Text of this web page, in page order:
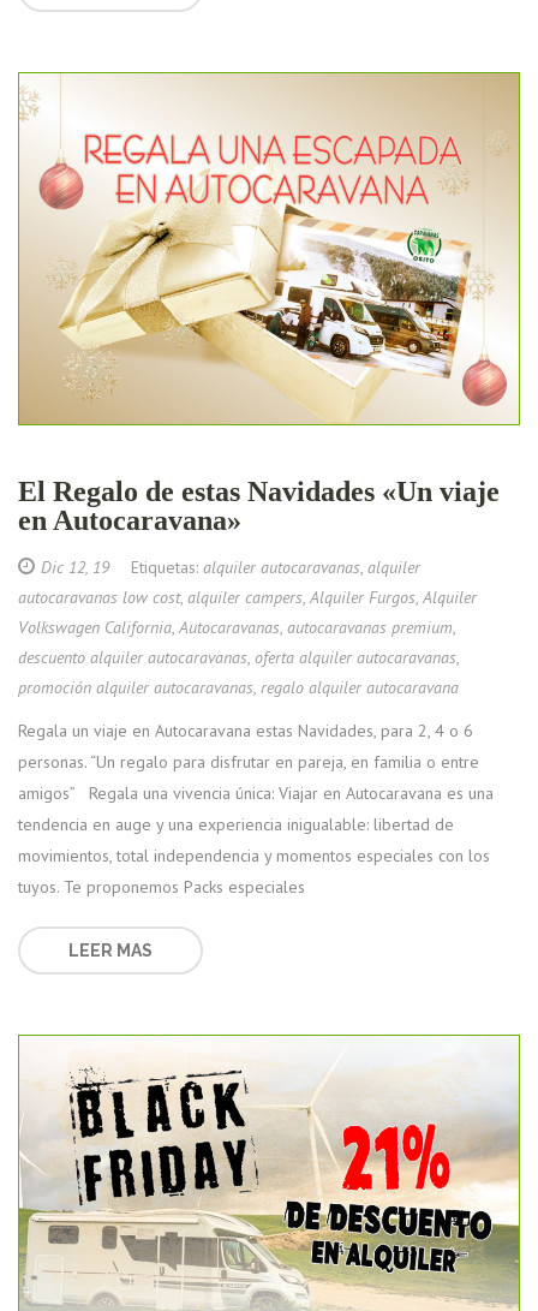
El Regalo de estas Navidades «Un viaje
en Autocaravana»
Dic 12, 19Etiquetas: alquiler autocaravanas alquiler
autocaravanas low cost, alquiler campers Alquiler Furgos Alquiler
Volkswagen California Autocaravanas autocaravanas premium
descuento alquiler autocaravanas oferta alquiler autocaravanas
promoción alquiler autocaravanas regalo alquiler autocaravana
Regala un viaje en Autocaravana estas Navidades, para 2, 4 o 6
personas. “Un regalo para disfrutar en pareja, en familia o entre
amigos” Regala una vivencia única: Viajar en Autocaravana es una
tendencia en auge y una experiencia inigualable: libertad de
movimientos, total independencia y momentos especiales con los
tuyos. Te proponemos Packs especiales
LEER MAS